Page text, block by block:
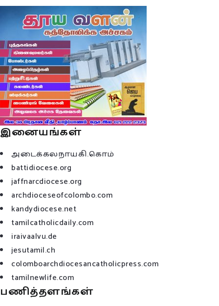
இனையங்கள்
அடைக்கலநாயகி.கொம்
battidiocese.org
jaffnarcdiocese.org
archdioceseofcolombo.com
kandydiocese.net
tamilcatholicdaily.com
iraivaalvu.de
jesutamil.ch
colomboarchdiocesancatholicpress.com
tamilnewlife.com
பணித்தளங்கள்